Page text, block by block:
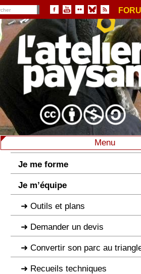
Menu
Je me forme
Je m’équipe
Outils et plans
Demander un devis
Convertir son parc au
Recueils techniques